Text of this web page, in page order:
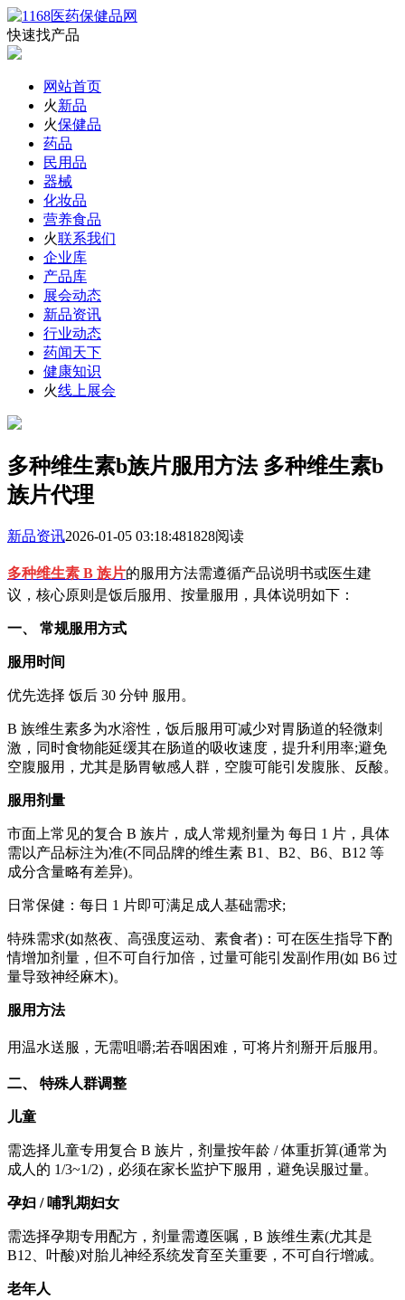
快速找产品
网站首页
火新品
火保健品
药品
民用品
器械
化妆品
营养食品
火联系我们
企业库
产品库
展会动态
新品资讯
行业动态
药闻天下
健康知识
火线上展会
多种维生素b族片服用方法 多种维生素b
族片代理
新品资讯2026-01-05 03:18:481828阅读
多种维生素 B 族片的服用方法需遵循产品说明书或医生建
议，核心原则是饭后服用、按量服用，具体说明如下：
一、 常规服用方式
服用时间
优先选择 饭后 30 分钟 服用。
B 族维生素多为水溶性，饭后服用可减少对胃肠道的轻微刺
激，同时食物能延缓其在肠道的吸收速度，提升利用率;避免
空腹服用，尤其是肠胃敏感人群，空腹可能引发腹胀、反酸。
服用剂量
市面上常见的复合 B 族片，成人常规剂量为 每日 1 片，具体
需以产品标注为准(不同品牌的维生素 B1、B2、B6、B12 等
成分含量略有差异)。
日常保健：每日 1 片即可满足成人基础需求;
特殊需求(如熬夜、高强度运动、素食者)：可在医生指导下酌
情增加剂量，但不可自行加倍，过量可能引发副作用(如 B6 过
量导致神经麻木)。
服用方法
用温水送服，无需咀嚼;若吞咽困难，可将片剂掰开后服用。
二、 特殊人群调整
儿童
需选择儿童专用复合 B 族片，剂量按年龄 / 体重折算(通常为
成人的 1/3~1/2)，必须在家长监护下服用，避免误服过量。
孕妇 / 哺乳期妇女
需选择孕期专用配方，剂量需遵医嘱，B 族维生素(尤其是
B12、叶酸)对胎儿神经系统发育至关重要，不可自行增减。
老年人